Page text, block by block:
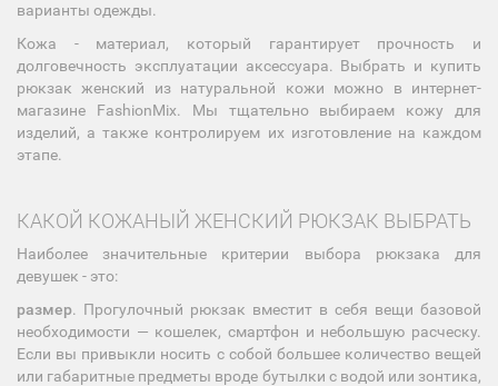
варианты одежды.
Кожа - материал, который гарантирует прочность и
долговечность эксплуатации аксессуара. Выбрать и купить
рюкзак женский из натуральной кожи можно в интернет-
магазине FashionMix. Мы тщательно выбираем кожу для
изделий, а также контролируем их изготовление на каждом
этапе.
КАКОЙ КОЖАНЫЙ ЖЕНСКИЙ РЮКЗАК ВЫБРАТЬ
Наиболее значительные критерии выбора рюкзака для
девушек - это:
размер. Прогулочный рюкзак вместит в себя вещи базовой
необходимости — кошелек, смартфон и небольшую расческу.
Если вы привыкли носить с собой большее количество вещей
или габаритные предметы вроде бутылки с водой или зонтика,